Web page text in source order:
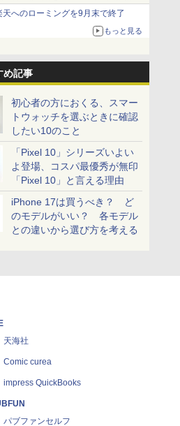
配信開始
天へのローミングを9月末で終了
もっと見る
め記事
初心者の方におくる、スマー
トウォッチを選ぶときに確認
したい10のこと
「Pixel 10」シリーズいよい
よ登場、コスパ最優秀が無印
「Pixel 10」と言える理由
iPhone 17は買うべき？ ど
のモデルがいい？ 各モデル
との違いから選び方を考える
天海社
Comic curea
impress QuickBooks
パブファンセルフ